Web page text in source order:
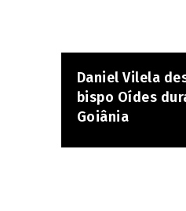
Daniel Vilela
bispo Oídes
Goiânia